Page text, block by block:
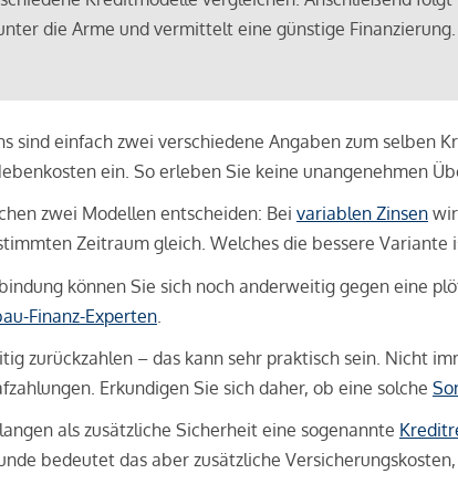
die Arme und vermittelt eine günstige
sind einfach zwei verschiedene Angaben zum selben
ein. So erleben Sie keine unangenehmen
zwei Modellen entscheiden: Bei variablen Zinsen
Zeitraum gleich. Welches die bessere Variante
können Sie sich noch anderweitig gegen eine
Finanz-Experten
zurückzahlen – das kann sehr praktisch sein. Nicht
Erkundigen Sie sich daher, ob eine solche
als zusätzliche Sicherheit eine sogenannte
bedeutet das aber zusätzliche